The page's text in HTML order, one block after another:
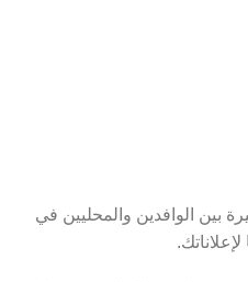
بين الوافدين والمحليين في